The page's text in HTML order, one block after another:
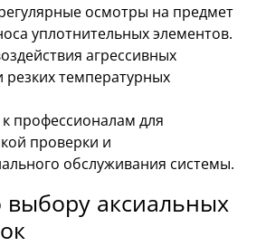
осмотры на предмет
уплотнительных элементов.
агрессивных
резких температурных
профессионалам для
проверки и
обслуживания системы.
аксиальных